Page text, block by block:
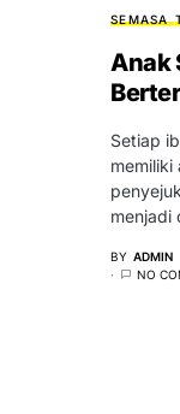
SEMASA
Anak
Setiap
memiliki
menjadi
BY ADMIN
NO